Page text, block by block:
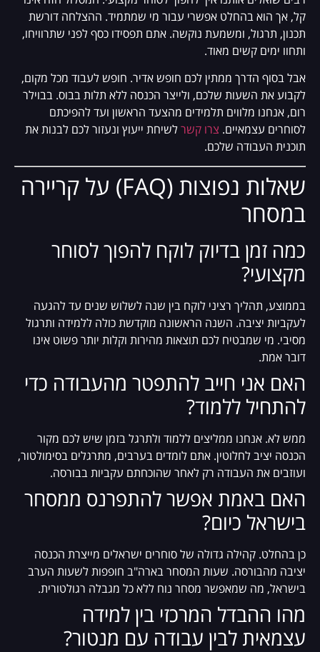
קל, אך הוא בהחלט אפשרי עבור מי שמתמיד. ההצלחה דורשת
תכנון, תרגול, ומשמעת נוקשה. אתם תפסידו כסף לפני שתרוויחו,
ותחוו ימים קשים מאוד.
אבל בסוף הדרך ממתין לכם חופש אדיר. חופש לעבוד מכל מקום,
לקבוע את השעות שלכם, ולייצר הכנסה ללא תלות בבוס. בבוילר
רום, אנחנו מלווים תלמידים מהצעד הראשון ועד להפיכתם
לסוחרים עצמאיים. צרו קשרלשיחת ייעוץ ונעזור לכם לבנות את
תוכנית העבודה שלכם.
שאלות נפוצות (FAQ) על קריירה
במסחר
כמה זמן בדיוק לוקח להפוך לסוחר
מקצועי?
בממוצע, תהליך רציני לוקח בין שנה לשלוש שנים עד להגעה
לעקביות יציבה. השנה הראשונה מוקדשת כולה ללמידה ותרגול
מסיבי. מי שמבטיח לכם תוצאות מהירות וקלות יותר פשוט אינו
דובר אמת.
האם אני חייב להתפטר מהעבודה כדי
להתחיל ללמוד?
ממש לא. אנחנו ממליצים ללמוד ולתרגל בזמן שיש לכם מקור
הכנסה יציב לחלוטין. אתם לומדים בערבים, מתרגלים בסימולטור,
ועוזבים את העבודה רק לאחר שהוכחתם עקביות בבורסה.
האם באמת אפשר להתפרנס ממסחר
בישראל כיום?
כן בהחלט. קהילה גדולה של סוחרים ישראלים מייצרת הכנסה
יציבה מהבורסה. שעות המסחר בארה"ב חופפות לשעות הערב
בישראל, מה שמאפשר מסחר נוח ללא כל מגבלה רגולטורית.
מהו ההבדל המרכזי בין למידה
עצמאית לבין עבודה עם מנטור?